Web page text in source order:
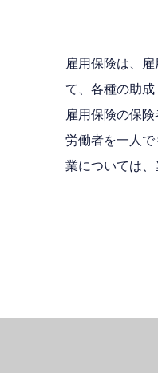
雇用保険は、
て、各種の助成
雇用保険の保
労働者を一人
業については、